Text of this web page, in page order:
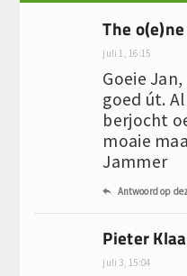
The
juli 1, 16:15
Goeie
goed út.
berjocht
moaie
Jammer
 Antwoord op
Pieter
juli 3, 15:04